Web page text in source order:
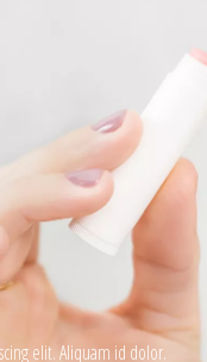
elit. Aliquam id dolor.